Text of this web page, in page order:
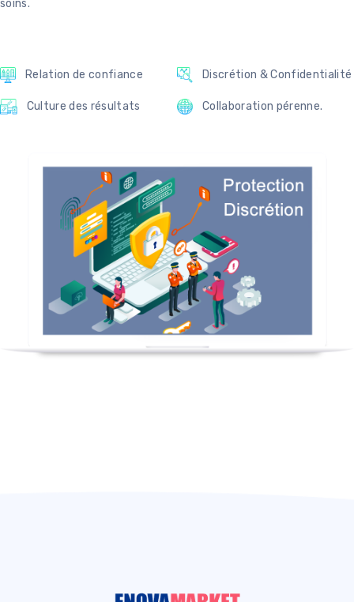
soins.
Relation de confiance Discrétion & Confidentialité
Culture des résultats Collaboration pérenne.